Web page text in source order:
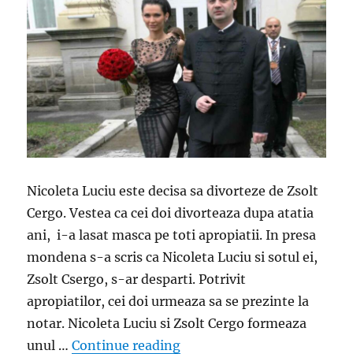
Nicoleta Luciu este decisa sa divorteze de Zsolt
Cergo. Vestea ca cei doi divorteaza dupa atatia
ani, i-a lasat masca pe toti apropiatii. In presa
mondena s-a scris ca Nicoleta Luciu si sotul ei,
Zsolt Csergo, s-ar desparti. Potrivit
apropiatilor, cei doi urmeaza sa se prezinte la
notar. Nicoleta Luciu si Zsolt Cergo formeaza
unul …Continue reading„Nicoleta Luciu este